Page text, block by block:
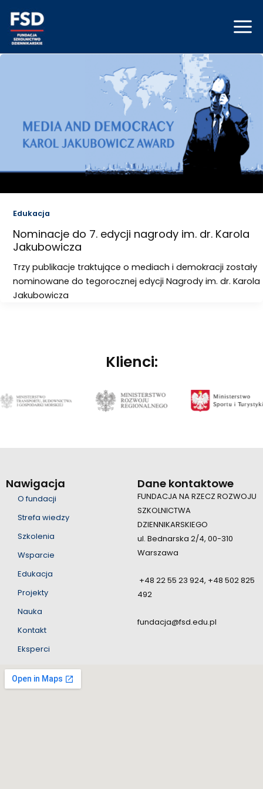
content
Edukacja
Nominacje do 7. edycji nagrody im. dr. Karola
Jakubowicza
Trzy publikacje traktujące o mediach i demokracji zostały
nominowane do tegorocznej edycji Nagrody im. dr. Karola
Jakubowicza
Klienci:
Nawigacja
O fundacji
Strefa wiedzy
Szkolenia
Wsparcie
Edukacja
Projekty
Nauka
Kontakt
Eksperci
Dane kontaktowe
FUNDACJA NA RZECZ ROZWOJU
SZKOLNICTWA
DZIENNIKARSKIEGO
ul. Bednarska 2/4, 00-310
Warszawa
+48 22 55 23 924, +48 502 825
492
fundacja@fsd.edu.pl